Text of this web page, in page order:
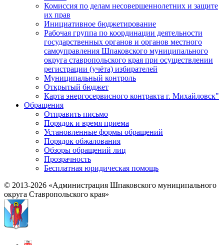
Комиссия по делам несовершеннолетних и защите
их прав
Инициативное бюджетирование
Рабочая группа по координации деятельности
государственных органов и органов местного
самоуправления Шпаковского муниципального
округа ставропольского края при осуществлении
регистрации (учёта) избирателей
Муниципальный контроль
Открытый бюджет
Карта энергосервисного контракта г. Михайловск"
Обращения
Отправить письмо
Порядок и время приема
Установленные формы обращений
Порядок обжалования
Обзоры обращений лиц
Прозрачность
Бесплатная юридическая помощь
© 2013-2026 «Администрация Шпаковского муниципального
округа Ставропольского края»